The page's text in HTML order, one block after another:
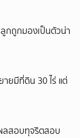
กถูกมองเป็นตัวน่า
ายมีที่ดิน 30 ไร่ แต่
ลสอบทุจริตสอบ